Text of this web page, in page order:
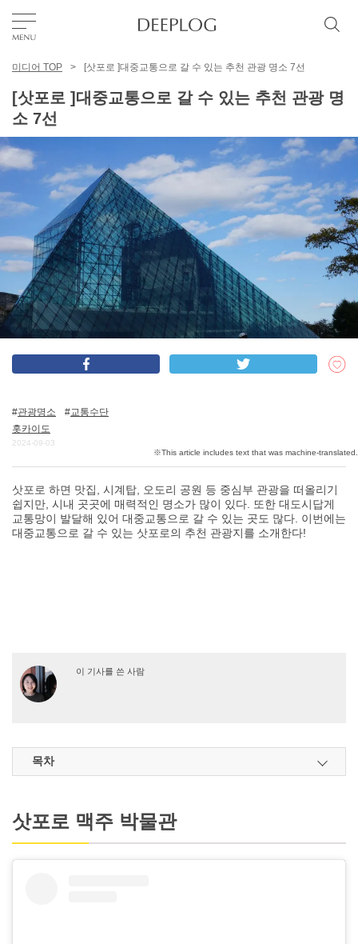
TOP
에리어
카테고리
한국어
USD
DEEPLOG란
개인 정보보호
문의
회사개요
여행작가 모집
미디어 TOP [삿포로 ]대중교통으로 갈 수 있는 추천 관광 명소 7선
[삿포로 ]대중교통으로 갈 수 있는 추천 관광 명
소 7선
관광명소
교통수단
홋카이도
2024-09-03
삿포로 하면 맛집, 시계탑, 오도리 공원 등 중심부 관광을 떠올리기
쉽지만, 시내 곳곳에 매력적인 명소가 많이 있다. 또한 대도시답게
교통망이 발달해 있어 대중교통으로 갈 수 있는 곳도 많다. 이번에는
대중교통으로 갈 수 있는 삿포로의 추천 관광지를 소개한다!
이 기사를 쓴 사람
목차
삿포로 맥주 박물관